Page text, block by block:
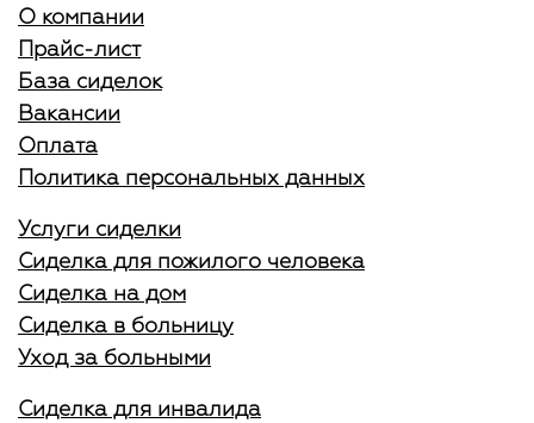
О компании
Прайс-лист
База сиделок
Вакансии
Оплата
Политика персональных данных
Услуги сиделки
Сиделка для пожилого человека
Сиделка на дом
Сиделка в больницу
Уход за больными
Сиделка для инвалида